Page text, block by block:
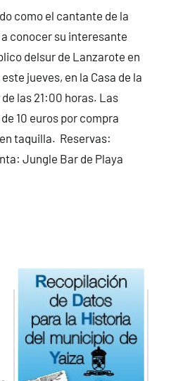
como el cantante de la
conocer su interesante
delsur de Lanzarote en
jueves, en la Casa de la
las 21:00 horas. Las
10 euros por compra
taquilla. Reservas:
Jungle Bar de Playa